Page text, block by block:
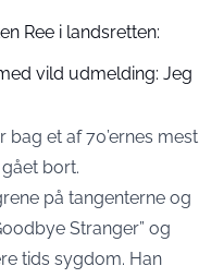
Ree i landsretten:
vild udmelding: Jeg
et af 70’ernes mest
bort.
på tangenterne og
Stranger” og
tids sygdom. Han